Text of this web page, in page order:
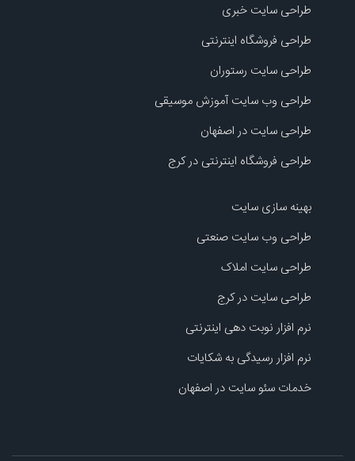
طراحی سایت خبری
طراحی فروشگاه اینترنتی
طراحی سایت رستوران
طراحی وب سایت آموزش موسیقی
طراحی سایت در اصفهان
طراحی فروشگاه اینترنتی در کرج
بهینه سازی سایت
طراحی وب سایت صنعتی
طراحی سایت املاک
طراحی سایت در کرج
نرم افزار نوبت دهی اینترنتی
نرم افزار رسیدگی به شکایات
خدمات سئو سایت در اصفهان